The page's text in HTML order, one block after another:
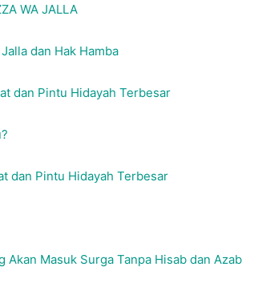
WA JALLA
dan Hak Hamba
dan Pintu Hidayah Terbesar
dan Pintu Hidayah Terbesar
Akan Masuk Surga Tanpa Hisab dan Azab